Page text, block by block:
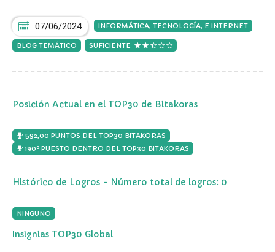
07/06/2024 INFORMÁTICA, TECNOLOGÍA, E INTERNET
BLOG TEMÁTICO SUFICIENTE
Posición Actual en el TOP30 de Bitakoras
592,00 PUNTOS DEL TOP30 BITAKORAS
190º PUESTO DENTRO DEL TOP30 BITAKORAS
Histórico de Logros - Número total de logros: 0
NINGUNO
Insignias TOP30 Global